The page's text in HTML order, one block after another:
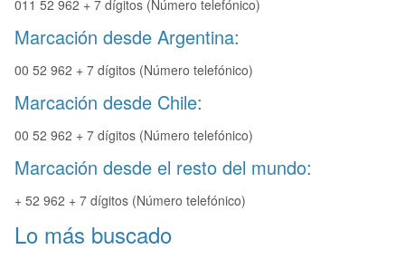
011 52 962 + 7 dígitos (Número telefónico)
Marcación desde Argentina:
00 52 962 + 7 dígitos (Número telefónico)
Marcación desde Chile:
00 52 962 + 7 dígitos (Número telefónico)
Marcación desde el resto del mundo:
+ 52 962 + 7 dígitos (Número telefónico)
Lo más buscado